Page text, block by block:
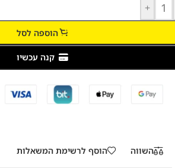
+
הוספה לסל
קנה עכשיו
השווה הוסף לרשימת המשאלות